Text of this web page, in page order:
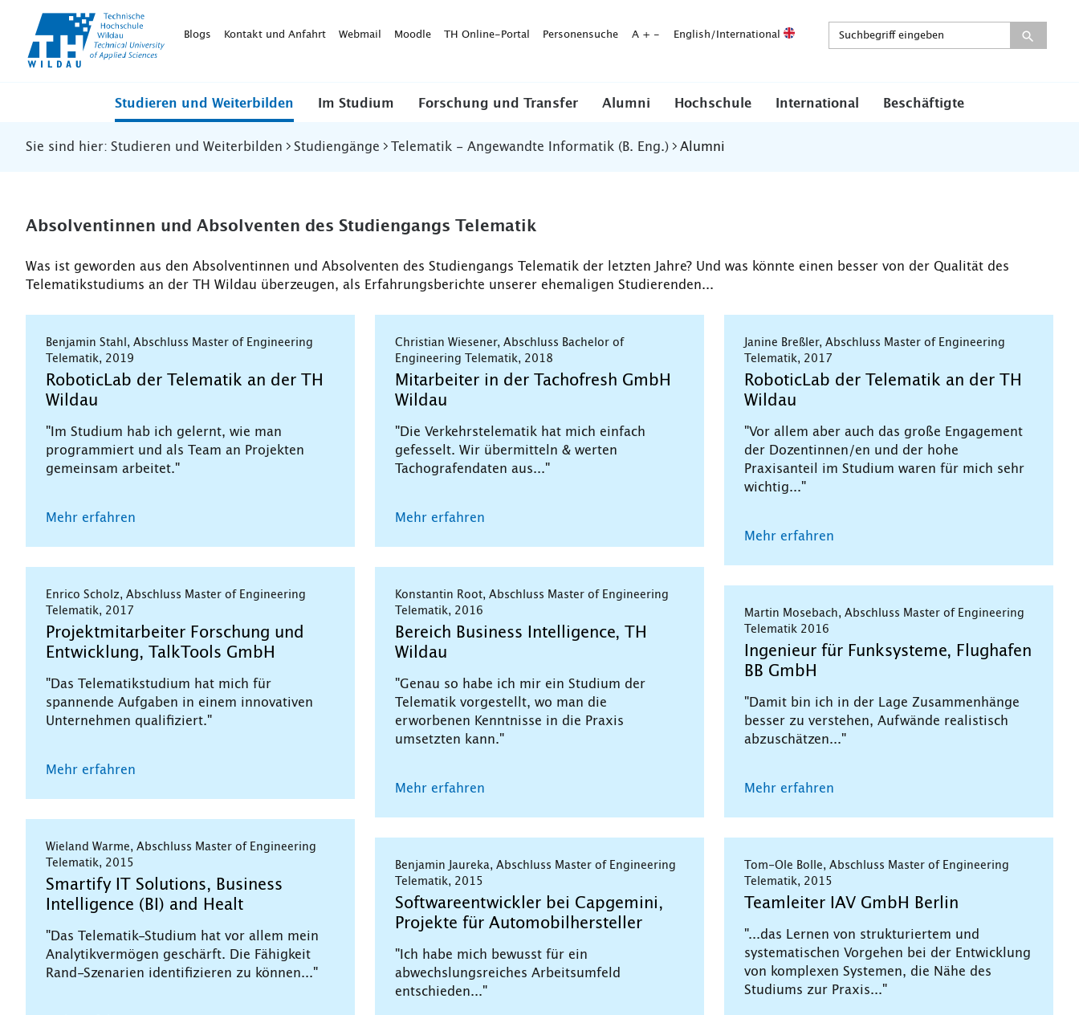
WildauBlogs Kontakt und Anfahrt Webmail Moodle TH Online-Portal Personensuche A + - English/International
Studieren und Weiterbilden Im Studium Forschung und Transfer Alumni Hochschule International Beschäftigte
Sie sind hier: Studieren und Weiterbilden Studiengänge Telematik - Angewandte Informatik (B. Eng.) Alumni
Absolventinnen und Absolventen des Studiengangs Telematik
Was ist geworden aus den Absolventinnen und Absolventen des Studiengangs Telematik der letzten Jahre? Und was könnte einen besser von der Qualität des
Telematikstudiums an der TH Wildau überzeugen, als Erfahrungsberichte unserer ehemaligen Studierenden...
Benjamin Stahl, Abschluss Master of Engineering
Telematik, 2019
RoboticLab der Telematik an der TH
Wildau
"Im Studium hab ich gelernt, wie man
programmiert und als Team an Projekten
gemeinsam arbeitet."
Mehr erfahren
Enrico Scholz, Abschluss Master of Engineering
Telematik, 2017
Projektmitarbeiter Forschung und
Entwicklung, TalkTools GmbH
"Das Telematikstudium hat mich für
spannende Aufgaben in einem innovativen
Unternehmen qualifiziert."
Mehr erfahren
Wieland Warme, Abschluss Master of Engineering
Telematik, 2015
Smartify IT Solutions, Business
Intelligence (BI) and Healt
"Das Telematik-Studium hat vor allem mein
Analytikvermögen geschärft. Die Fähigkeit
Rand-Szenarien identifizieren zu können..."
Christian Wiesener, Abschluss Bachelor of
Engineering Telematik, 2018
Mitarbeiter in der Tachofresh GmbH
Wildau
"Die Verkehrstelematik hat mich einfach
gefesselt. Wir übermitteln & werten
Tachografendaten aus..."
Mehr erfahren
Konstantin Root, Abschluss Master of Engineering
Telematik, 2016
Bereich Business Intelligence, TH
Wildau
"Genau so habe ich mir ein Studium der
Telematik vorgestellt, wo man die
erworbenen Kenntnisse in die Praxis
umsetzten kann."
Mehr erfahren
Benjamin Jaureka, Abschluss Master of Engineering
Telematik, 2015
Softwareentwickler bei Capgemini,
Projekte für Automobilhersteller
"Ich habe mich bewusst für ein
abwechslungsreiches Arbeitsumfeld
entschieden..."
Janine Breßler, Abschluss Master of Engineering
Telematik, 2017
RoboticLab der Telematik an der TH
Wildau
"Vor allem aber auch das große Engagement
der Dozentinnen/en und der hohe
Praxisanteil im Studium waren für mich sehr
wichtig..."
Mehr erfahren
Martin Mosebach, Abschluss Master of Engineering
Telematik 2016
Ingenieur für Funksysteme, Flughafen
BB GmbH
"Damit bin ich in der Lage Zusammenhänge
besser zu verstehen, Aufwände realistisch
abzuschätzen..."
Mehr erfahren
Tom-Ole Bolle, Abschluss Master of Engineering
Telematik, 2015
Teamleiter IAV GmbH Berlin
"...das Lernen von strukturiertem und
systematischen Vorgehen bei der Entwicklung
von komplexen Systemen, die Nähe des
Studiums zur Praxis..."